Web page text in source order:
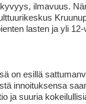
ilmavuus.
lasten ja yli
on esillä
innoituksensa
ja suuria